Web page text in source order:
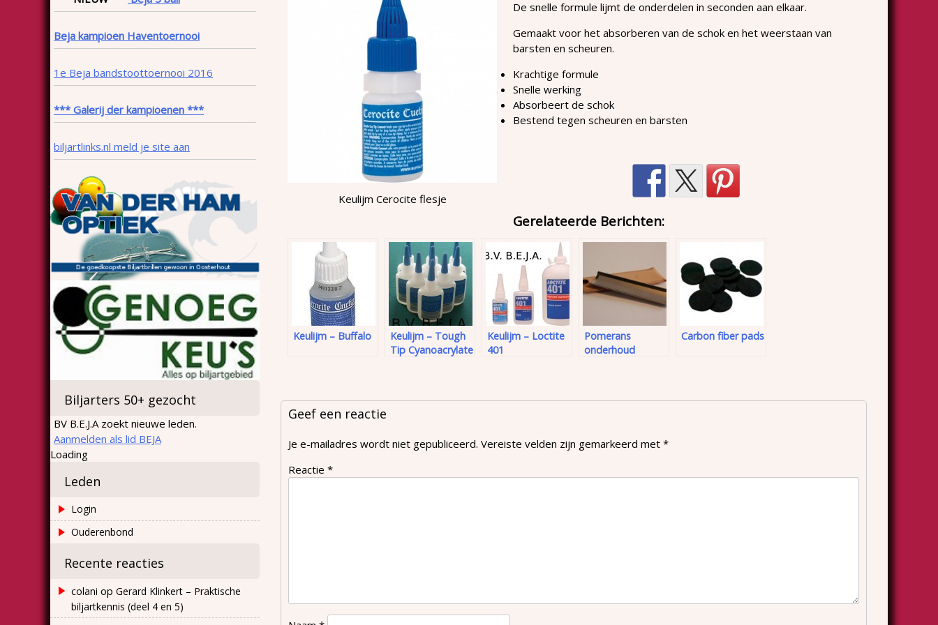
Keulijm Cerocite flesje
De snelle formule lijmt de onderdelen in seconden aan elkaar.
Gemaakt voor het absorberen van de schok en het weerstaan van
barsten en scheuren.
Krachtige formule
Snelle werking
Absorbeert de schok
Bestend tegen scheuren en barsten
Gerelateerde Berichten:
Keulijm – Buffalo
Keulijm – Tough
Tip Cyanoacrylate
Keulijm – Loctite
401
Pomerans
onderhoud
Carbon fiber pads
Geef een reactie
Je e-mailadres wordt niet gepubliceerd. Vereiste velden zijn gemarkeerd met *
Reactie *
Beja kampioen Haventoernooi
1e Beja bandstoottoernooi 2016
*** Galerij der kampioenen ***
biljartlinks.nl meld je site aan
Biljarters 50+ gezocht
BV B.E.J.A zoekt nieuwe leden.
Aanmelden als lid BEJA
Loading
Leden
Login
Ouderenbond
Recente reacties
colani op Gerard Klinkert – Praktische
biljartkennis (deel 4 en 5)